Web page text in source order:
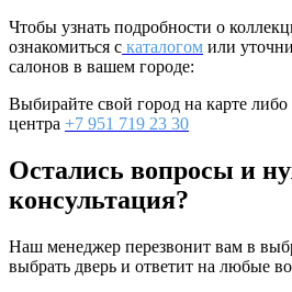
Чтобы узнать подробности о
ознакомиться с каталогом или
салонов в вашем городе:
Выбирайте свой город на карте
центра +7 951 719 23 30
Остались вопросы и
консультация?
Наш менеджер перезвонит вам в
выбрать дверь и ответит на любые